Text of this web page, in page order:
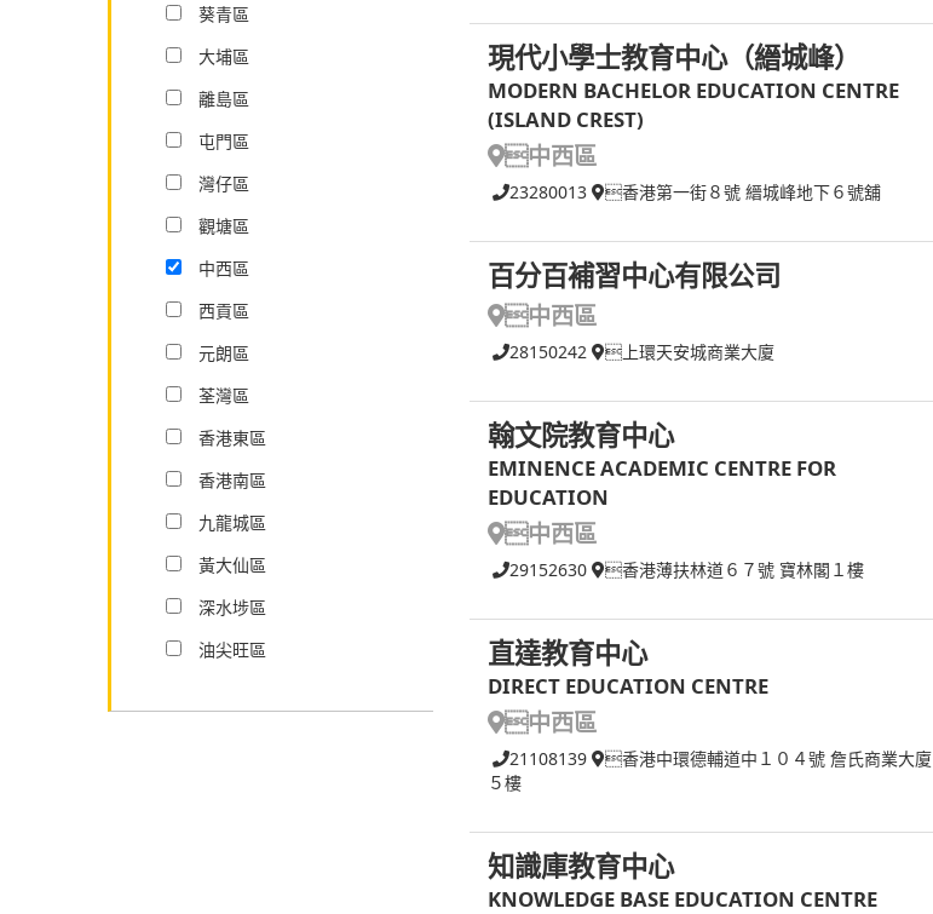
現代小學士教育中心（縉城峰）
MODERN BACHELOR EDUCATION CENTRE
(ISLAND CREST)
中西區
23280013 香港第一街８號 縉城峰地下６號舖
百分百補習中心有限公司
中西區
28150242 上環天安城商業大廈
翰文院教育中心
EMINENCE ACADEMIC CENTRE FOR
EDUCATION
中西區
29152630 香港薄扶林道６７號 寶林閣１樓
直達教育中心
DIRECT EDUCATION CENTRE
中西區
21108139
香港中環德輔道中１０４號 詹氏商業大廈
５樓
知識庫教育中心
KNOWLEDGE BASE EDUCATION CENTRE
葵青區
大埔區
離島區
屯門區
灣仔區
觀塘區
中西區
西貢區
元朗區
荃灣區
香港東區
香港南區
九龍城區
黃大仙區
深水埗區
油尖旺區